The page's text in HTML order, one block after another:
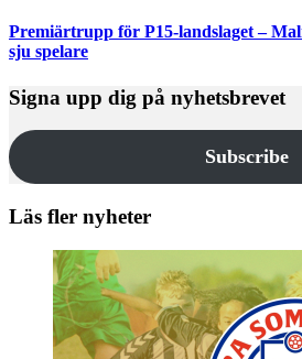
Premiärtrupp för P15-landslaget –
sju spelare
Signa upp dig på nyhetsbrevet
Subscribe
Läs fler nyheter